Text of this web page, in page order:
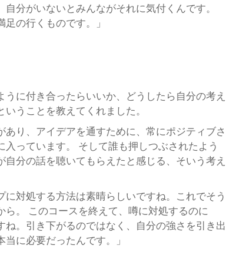
分がいないとみんながそれに気付くんです。
の行くものです。」
うに付き合ったらいいか、どうしたら自分の考え
うことを教えてくれました。
あり、アイデアを通すために、常にポジティブさ
っています。 そして誰も押しつぶされたよう
分の話を聴いてもらえたと感じる、そいう考え
に対処する方法は素晴らしいですね。これでそう
ら。 このコースを終えて、噂に対処するのに
ね。引き下がるのではなく、自分の強さを引き出
に必要だったんです。」